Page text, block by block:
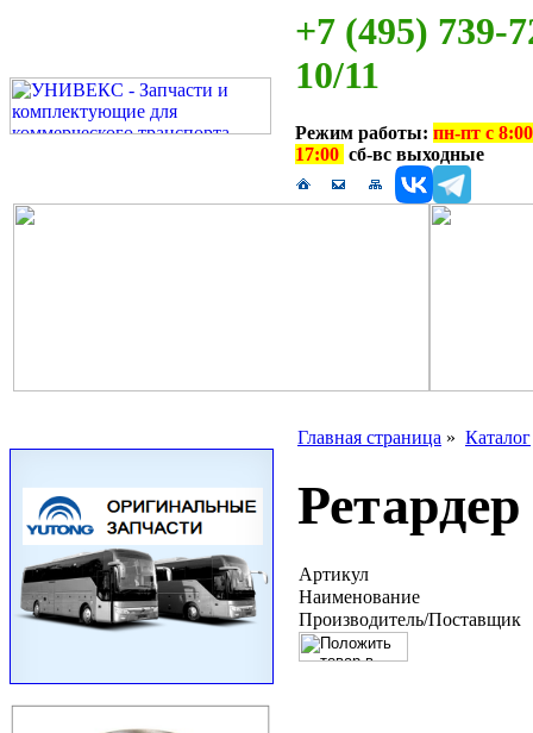
+7 (495) 739-
10/11
Режим работы: пн-пт с
17:00 сб-вс выходные
Главная страница » Каталог
Артикул
Наименование
Производитель/Поставщик